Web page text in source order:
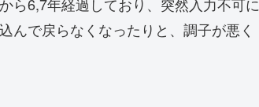
んで戻らなくなったりと、調子が悪く